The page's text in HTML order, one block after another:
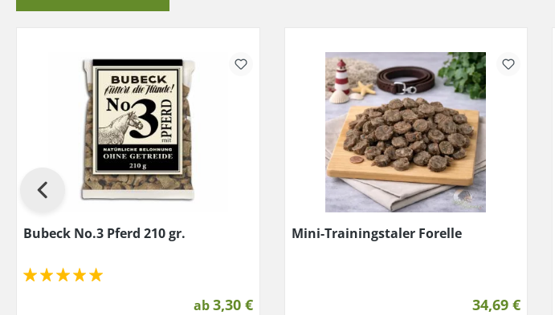
Bubeck No.3 Pferd 210 gr.
ab3,30 €
Mini-Trainingstaler Forelle
34,69 €